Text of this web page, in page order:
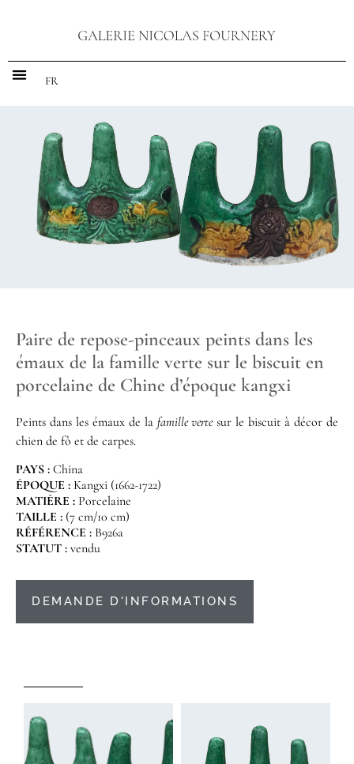
FR
Paire de repose-pinceaux peints dans les
émaux de la famille verte sur le biscuit en
porcelaine de Chine d’époque kangxi
Peints dans les émaux de la famille vertesur le biscuit à décor de
chien de fô et de carpes.
PAYS : China
ÉPOQUE : Kangxi (1662-1722)
MATIÈRE : Porcelaine
TAILLE : (7 cm/10 cm)
RÉFÉRENCE : B926a
STATUT : vendu
DEMANDE D'INFORMATIONS